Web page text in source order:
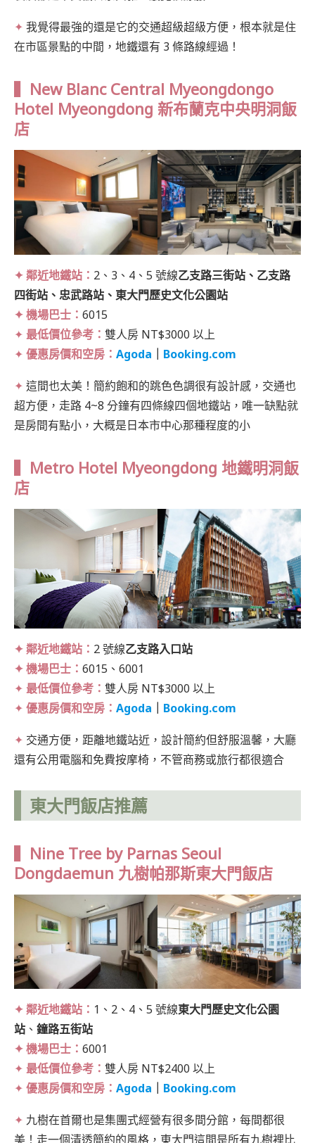
✦ 我覺得最強的還是它的交通超級超級方便，根本就是住
在市區景點的中間，地鐵還有 3 條路線經過！
▍New Blanc Central Myeongdongo
Hotel Myeongdong 新布蘭克中央明洞飯
店
✦ 鄰近地鐵站： 2、3、4、5 號線乙支路三街站、乙支路
四街站、忠武路站、東大門歷史文化公園站
✦ 機場巴士： 6015
✦ 最低價位參考： 雙人房 NT$3000 以上
✦ 優惠房價和空房： Agoda Booking.com
✦ 這間也太美！簡約飽和的跳色色調很有設計感，交通也
超方便，走路 4~8 分鐘有四條線四個地鐵站，唯一缺點就
是房間有點小，大概是日本市中心那種程度的小
▍Metro Hotel Myeongdong 地鐵明洞飯
店
✦ 鄰近地鐵站： 2 號線乙支路入口站
✦ 機場巴士： 6015、6001
✦ 最低價位參考： 雙人房 NT$3000 以上
✦ 優惠房價和空房： Agoda Booking.com
✦ 交通方便，距離地鐵站近，設計簡約但舒服溫馨，大廳
還有公用電腦和免費按摩椅，不管商務或旅行都很適合
東大門飯店推薦
▍Nine Tree by Parnas Seoul
Dongdaemun 九樹帕那斯東大門飯店
✦ 鄰近地鐵站： 1、2、4、5 號線東大門歷史文化公園
站 、 鐘路五街站
✦ 機場巴士： 6001
✦ 最低價位參考： 雙人房 NT$2400 以上
✦ 優惠房價和空房： Agoda Booking.com
✦ 九樹在首爾也是集團式經營有很多間分館，每間都很
美！走一個清透簡約的風格，東大門這間是所有九樹裡比